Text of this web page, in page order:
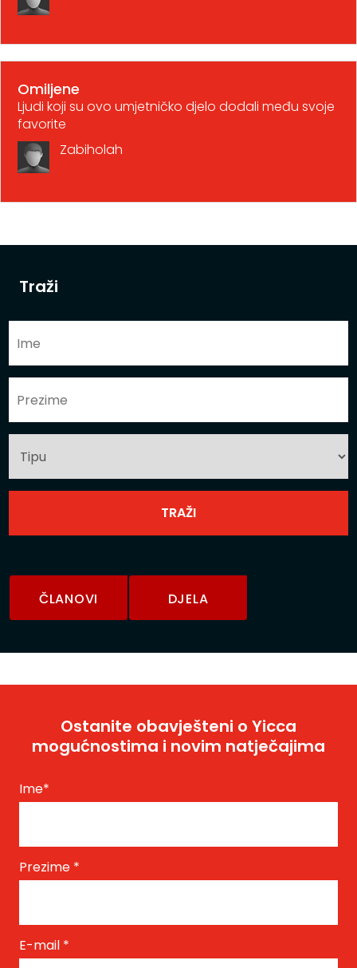
Traži
ČLANOVI DJELA
Omiljene
Ljudi koji su ovo umjetničko djelo dodali među svoje
favorite
Zabiholah
Ostanite obavješteni o Yicca
mogućnostima i novim natječajima
Ime*
Prezime *
E-mail *